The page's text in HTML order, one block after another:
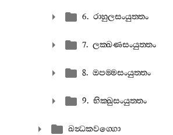
6. රාහුලසංයුත‍්තං
7. ලක‍්ඛණසංයුත‍්තං
8. ඔපම‍්මසංයුත‍්තං
9. භික‍්ඛුසංයුත‍්තං
ඛන්‍ධකවග‍්ගො